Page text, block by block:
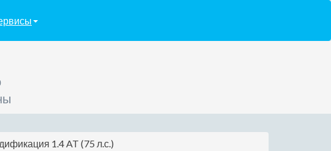
1.4 AT (75 л.с.)